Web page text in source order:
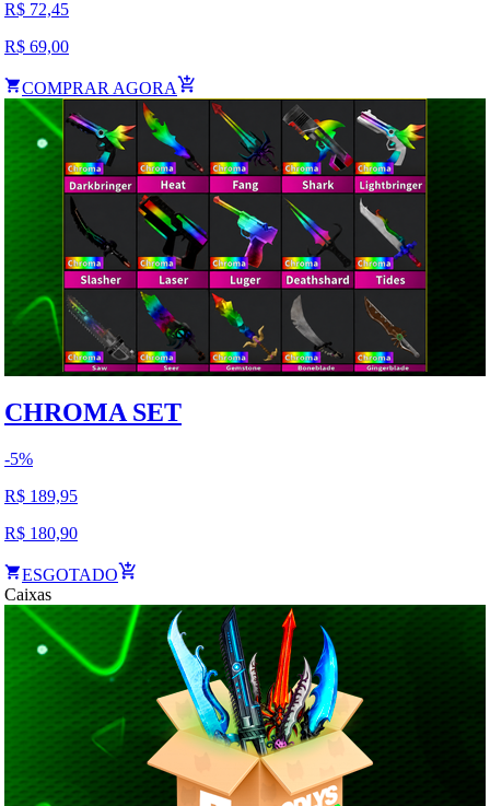
R$ 72,45
R$ 69,00
COMPRAR AGORA
CHROMA SET
-5%
R$ 189,95
R$ 180,90
ESGOTADO
Caixas